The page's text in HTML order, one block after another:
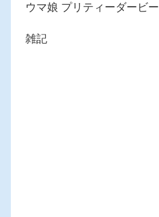
ウマ娘 プリティーダービー
雑記